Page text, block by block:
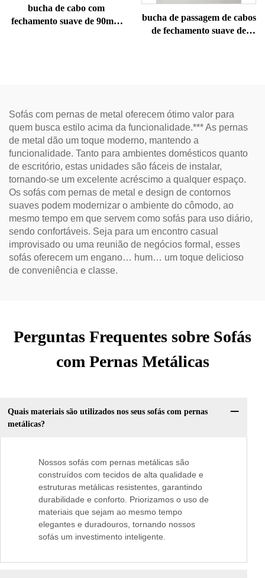
bucha de cabo com
fechamento suave de 90mm
bucha de passagem de cabos
de fechamento suave de
Sofás com pernas de metal oferecem ótimo valor para
quem busca estilo acima da funcionalidade.*** As pernas
de metal dão um toque moderno, mantendo a
funcionalidade. Tanto para ambientes domésticos quanto
de escritório, estas unidades são fáceis de instalar,
tornando-se um excelente acréscimo a qualquer espaço.
Os sofás com pernas de metal e design de contornos
suaves podem modernizar o ambiente do cômodo, ao
mesmo tempo em que servem como sofás para uso diário,
sendo confortáveis. Seja para um encontro casual
improvisado ou uma reunião de negócios formal, esses
sofás oferecem um engano… hum… um toque delicioso
de conveniência e classe.
Perguntas Frequentes sobre Sofás
com Pernas Metálicas
Quais materiais são utilizados nos seus sofás com pernas
metálicas?
Nossos sofás com pernas metálicas são
construídos com tecidos de alta qualidade e
estruturas metálicas resistentes, garantindo
durabilidade e conforto. Priorizamos o uso de
materiais que sejam ao mesmo tempo
elegantes e duradouros, tornando nossos
sofás um investimento inteligente.